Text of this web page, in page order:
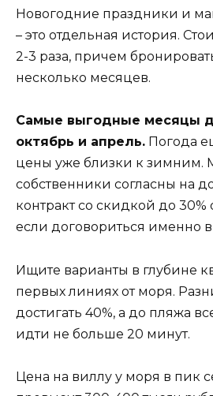
Новогодние праздники и
– это отдельная история.
2-3 раза, причем
несколько месяцев.
Самые выгодные месяцы
октябрь и апрель. Погода
цены уже близки к зимним.
собственники согласны на
контракт со скидкой до 30%
если договориться именно в
Ищите варианты в глубине
первых линиях от моря.
достигать 40%, а до пляжа
идти не больше 20 минут.
Цена на виллу у моря в пик